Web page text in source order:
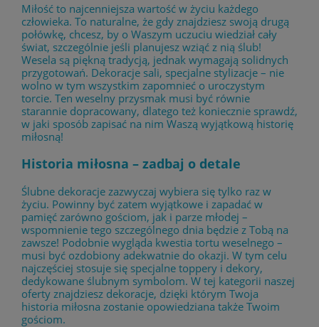
Miłość to najcenniejsza wartość w życiu każdego
człowieka. To naturalne, że gdy znajdziesz swoją drugą
połówkę, chcesz, by o Waszym uczuciu wiedział cały
świat, szczególnie jeśli planujesz wziąć z nią ślub!
Wesela są piękną tradycją, jednak wymagają solidnych
przygotowań. Dekoracje sali, specjalne stylizacje – nie
wolno w tym wszystkim zapomnieć o uroczystym
torcie. Ten weselny przysmak musi być równie
starannie dopracowany, dlatego też koniecznie sprawdź,
w jaki sposób zapisać na nim Waszą wyjątkową historię
miłosną!
Historia miłosna – zadbaj o detale
Ślubne dekoracje zazwyczaj wybiera się tylko raz w
życiu. Powinny być zatem wyjątkowe i zapadać w
pamięć zarówno gościom, jak i parze młodej –
wspomnienie tego szczególnego dnia będzie z Tobą na
zawsze! Podobnie wygląda kwestia tortu weselnego –
musi być ozdobiony adekwatnie do okazji. W tym celu
najczęściej stosuje się specjalne toppery i dekory,
dedykowane ślubnym symbolom. W tej kategorii naszej
oferty znajdziesz dekoracje, dzięki którym Twoja
historia miłosna zostanie opowiedziana także Twoim
gościom.